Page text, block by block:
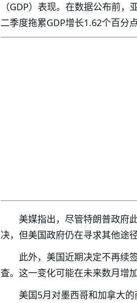
（GDP）表现。在数据公布前
二季度拖累GDP增长1.62个百分
美媒指出，尽管特朗普政府
决，但美国政府仍在寻求其他途
此外，美国近期决定不再续
查。这一变化可能在未来数月增
美国5月对墨西哥和加拿大